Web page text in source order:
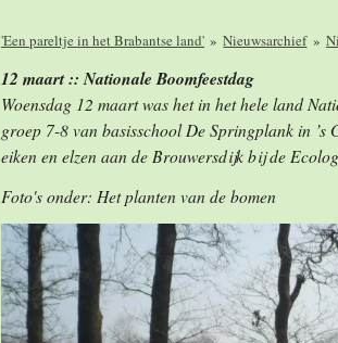
'Een pareltje in het Brabantse land' » Nieuwsarchief »
12 maart :: Nationale Boomfeestdag
Woensdag 12 maart was het in het hele land
groep 7-8 van basisschool De Springplank in ’s
eiken en elzen aan de Brouwersdijk bij de
Foto's onder: Het planten van de bomen